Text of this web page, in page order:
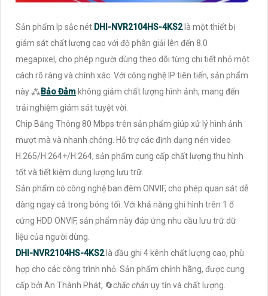
Sản phẩm Ip sắc nét DHI-NVR2104HS-4KS2 là một thiết bị
giám sát chất lượng cao với độ phân giải lên đến 8.0
megapixel, cho phép người dùng theo dõi từng chi tiết nhỏ một
cách rõ ràng và chính xác. Với công nghệ IP tiên tiến, sản phẩm
này ⁂Bảo Đảm không giảm chất lượng hình ảnh, mang đến
trải nghiệm giám sát tuyệt vời.
Chip Băng Thông 80 Mbps trên sản phẩm giúp xử lý hình ảnh
mượt mà và nhanh chóng. Hỗ trợ các định dạng nén video
H.265/H.264+/H.264, sản phẩm cung cấp chất lượng thu hình
tốt và tiết kiệm dung lượng lưu trữ.
Sản phẩm có công nghệ ban đêm ONVIF, cho phép quan sát dễ
dàng ngay cả trong bóng tối. Với khả năng ghi hình trên 1 ổ
cứng HDD ONVIF, sản phẩm này đáp ứng nhu cầu lưu trữ dữ
liệu của người dùng.
DHI-NVR2104HS-4KS2 là đầu ghi 4 kênh chất lượng cao, phù
hợp cho các công trình nhỏ. Sản phẩm chính hãng, được cung
cấp bởi An Thành Phát, 🔄chắc chắn uy tín và chất lượng.